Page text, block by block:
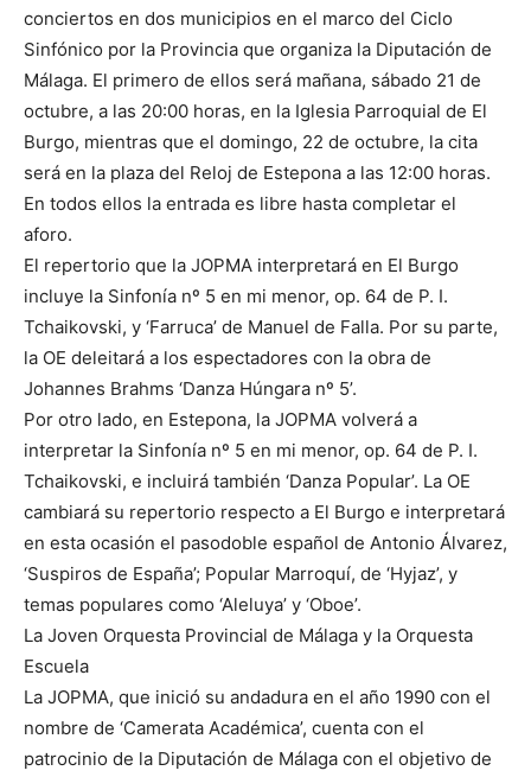
conciertos en dos municipios en el marco del Ciclo
Sinfónico por la Provincia que organiza la Diputación de
Málaga. El primero de ellos será mañana, sábado 21 de
octubre, a las 20:00 horas, en la Iglesia Parroquial de El
Burgo, mientras que el domingo, 22 de octubre, la cita
será en la plaza del Reloj de Estepona a las 12:00 horas.
En todos ellos la entrada es libre hasta completar el
aforo.
El repertorio que la JOPMA interpretará en El Burgo
incluye la Sinfonía nº 5 en mi menor, op. 64 de P. I.
Tchaikovski, y ‘Farruca’ de Manuel de Falla. Por su parte,
la OE deleitará a los espectadores con la obra de
Johannes Brahms ‘Danza Húngara nº 5’.
Por otro lado, en Estepona, la JOPMA volverá a
interpretar la Sinfonía nº 5 en mi menor, op. 64 de P. I.
Tchaikovski, e incluirá también ‘Danza Popular’. La OE
cambiará su repertorio respecto a El Burgo e interpretará
en esta ocasión el pasodoble español de Antonio Álvarez,
‘Suspiros de España’; Popular Marroquí, de ‘Hyjaz’, y
temas populares como ‘Aleluya’ y ‘Oboe’.
La Joven Orquesta Provincial de Málaga y la Orquesta
Escuela
La JOPMA, que inició su andadura en el año 1990 con el
nombre de ‘Camerata Académica’, cuenta con el
patrocinio de la Diputación de Málaga con el objetivo de